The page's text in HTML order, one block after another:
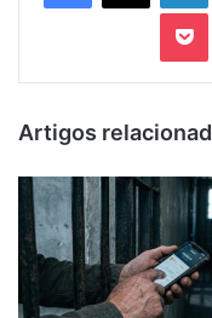
Artigos